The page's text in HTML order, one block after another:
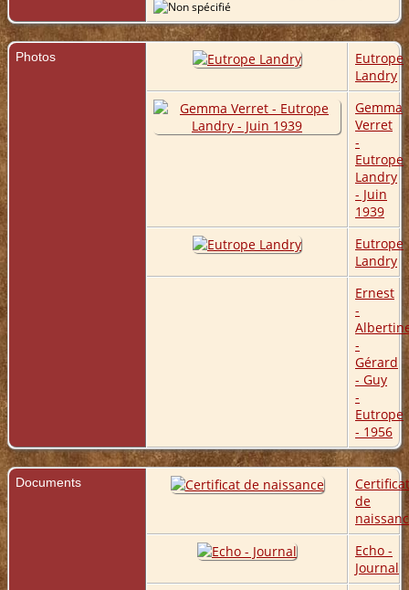
- - Cimetière
La Tuque,
Tuque, QC
Photos
Eutrope
Landry
Gemma
Verret
-
Eutrope
Landry
- Juin
1939
Eutrope
Landry
Ernest
-
-
Gérard
- Guy
-
Eutrope
- 1956
Documents
Certificat
de
Echo -
Journal